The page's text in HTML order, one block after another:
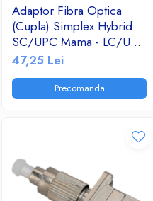
Adaptor Fibra Optica
(Cupla) Simplex Hybrid
SC/UPC Mama - LC/UPC
Tata 9/125 Albastru
47,25 Lei
Precomanda